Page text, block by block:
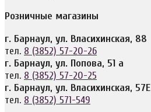
Розничные магазины
г. Барнаул, ул. Власихинская, 88
тел. 8 (3852) 57-20-26
г. Барнаул, ул. Попова, 51 а
тел. 8 (3852) 57-20-25
г. Барнаул, ул. Власихинская, 57Е
тел. 8 (3852) 571-549